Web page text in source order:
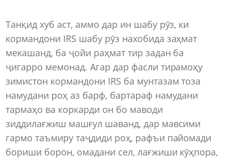
Танқид хуб аст, аммо дар ин шабу рӯз, ки
кормандони IRS шабу рӯз нахобида заҳмат
мекашанд, ба ҷойи раҳмат тир задан ба
ҷигарро мемонад. Агар дар фасли тирамоҳу
зимистон кормандони IRS ба мунтазам тоза
намудани роҳ аз барф, бартараф намудани
тармаҳо ва коркарди он бо маводи
зиддилағжиш машғул шаванд, дар мавсими
гармо таъмиру таҷдиди роҳ, рафъи пайомади
бориши борон, омадани сел, лағжиши кӯҳпора,